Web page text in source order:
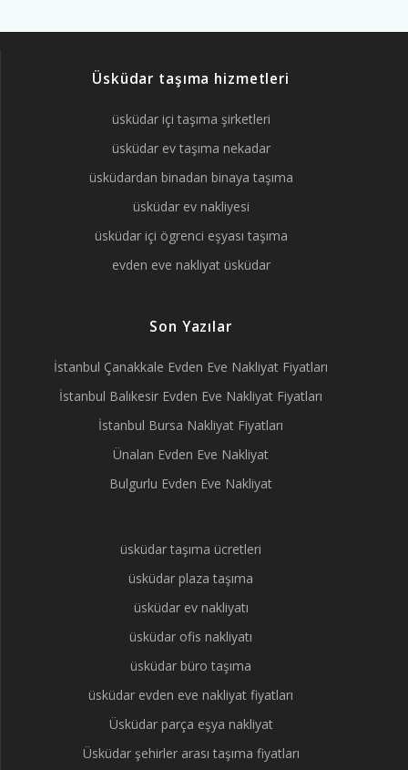
Üsküdar taşıma hizmetleri
üsküdar içi taşıma şirketleri
üsküdar ev taşıma nekadar
üsküdardan binadan binaya taşıma
üsküdar ev nakliyesi
üsküdar içi ögrenci eşyası taşıma
evden eve nakliyat üsküdar
Son Yazılar
İstanbul Çanakkale Evden Eve Nakliyat Fiyatları
İstanbul Balıkesir Evden Eve Nakliyat Fiyatları
İstanbul Bursa Nakliyat Fiyatları
Ünalan Evden Eve Nakliyat
Bulgurlu Evden Eve Nakliyat
üsküdar taşıma ücretleri
üsküdar plaza taşıma
üsküdar ev nakliyatı
üsküdar ofis nakliyatı
üsküdar büro taşıma
üsküdar evden eve nakliyat fiyatları
Üsküdar parça eşya nakliyat
Üsküdar şehirler arası taşıma fiyatları